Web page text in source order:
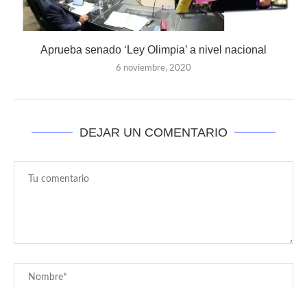
Aprueba senado ‘Ley Olimpia’ a nivel nacional
6 noviembre, 2020
DEJAR UN COMENTARIO